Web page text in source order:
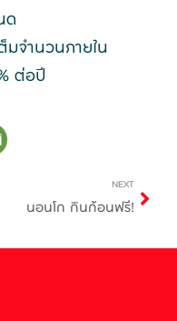
ด
มจำนวนภายใน
ต่อปี
NEXT
นอนโก กินก้อนฟรี!